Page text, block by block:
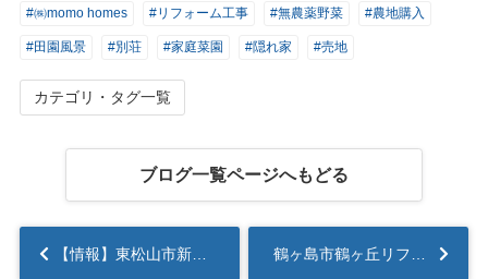
#㈱momo homes #リフォーム工事 #無農薬野菜 #農地購入
#田園風景 #別荘 #家庭菜園 #隠れ家 #売地
カテゴリ・タグ一覧
ブログ一覧ページへもどる
【情報】東松山市新明町新築一戸建...